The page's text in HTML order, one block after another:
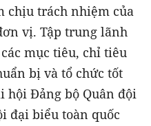
chịu trách nhiệm của
vị. Tập trung lãnh
mục tiêu, chỉ tiêu
bị và tổ chức tốt
hội Đảng bộ Quân đội
đại biểu toàn quốc